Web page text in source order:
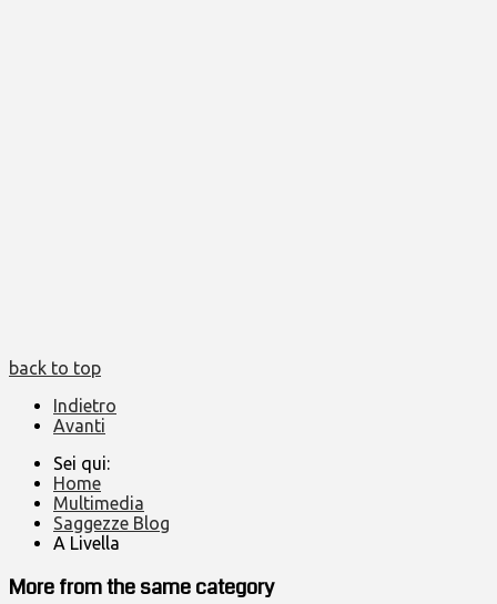
back to top
Indietro
Avanti
Sei qui:
Home
Multimedia
Saggezze Blog
A Livella
More from the same category